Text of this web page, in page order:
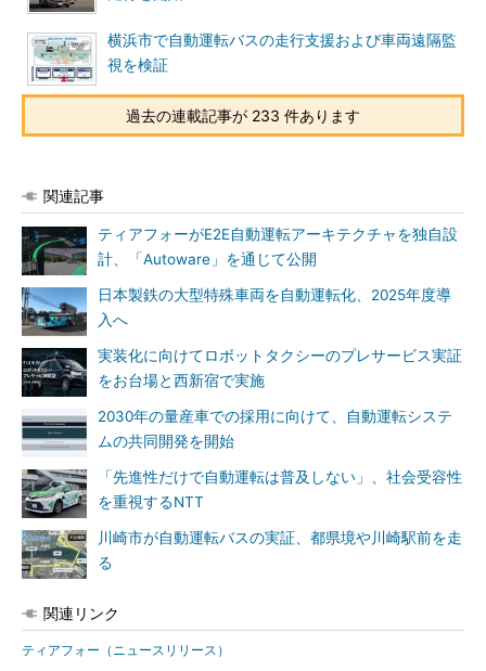
横浜市で自動運転バスの走行支援および車両遠隔監
視を検証
過去の連載記事が 233 件あります
関連記事
ティアフォーがE2E自動運転アーキテクチャを独自設
計、「Autoware」を通じて公開
日本製鉄の大型特殊車両を自動運転化、2025年度導
入へ
実装化に向けてロボットタクシーのプレサービス実証
をお台場と西新宿で実施
2030年の量産車での採用に向けて、自動運転システ
ムの共同開発を開始
「先進性だけで自動運転は普及しない」、社会受容性
を重視するNTT
川崎市が自動運転バスの実証、都県境や川崎駅前を走
る
関連リンク
ティアフォー（ニュースリリース）